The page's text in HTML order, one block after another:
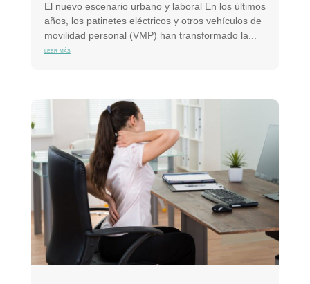
El nuevo escenario urbano y laboral En los últimos
años, los patinetes eléctricos y otros vehículos de
movilidad personal (VMP) han transformado la...
leer más